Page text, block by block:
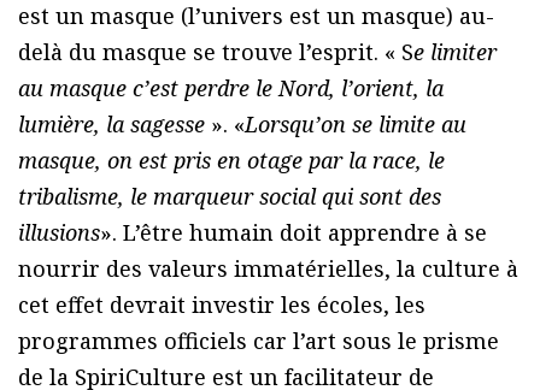
est un masque (l’univers est un masque) au-
delà du masque se trouve l’esprit. « Se limiter
au masque c’est perdre le Nord, l’orient, la
lumière, la sagesse ». «Lorsqu’on se limite au
masque, on est pris en otage par la race, le
tribalisme, le marqueur social qui sont des
illusions». L’être humain doit apprendre à se
nourrir des valeurs immatérielles, la culture à
cet effet devrait investir les écoles, les
programmes officiels car l’art sous le prisme
de la SpiriCulture est un facilitateur de